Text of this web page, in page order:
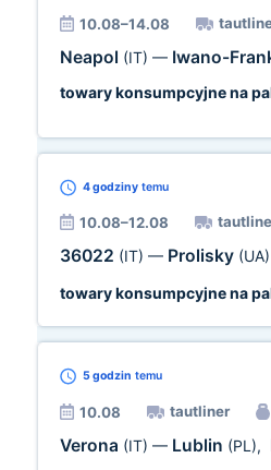
10.08–14.08
Neapol (IT) — Iwano-
towary konsumpcyjne na
4 godziny temu
10.08–12.08
36022 (IT) — Prolisky (UA)
towary konsumpcyjne na
5 godzin temu
10.08 tautliner
Verona (IT) — Lublin (PL),